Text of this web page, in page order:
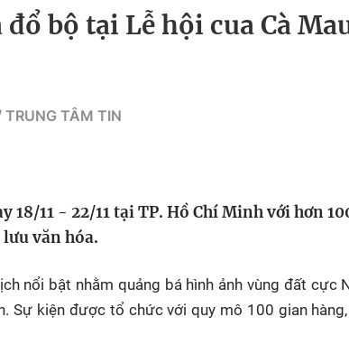
Khán giả HTV
Phim truyền hình
Phim tài liệu
Made By Vietnam
Innovation Fest
Chung một tấm
bộ tại Lễ hội cua Cà
TÂM TIN
18/11 - 22/11 tại TP. Hồ Chí Minh với hơn
văn hóa.
nổi bật nhằm quảng bá hình ảnh vùng đất cực
Sự kiện được tổ chức với quy mô 100 gian